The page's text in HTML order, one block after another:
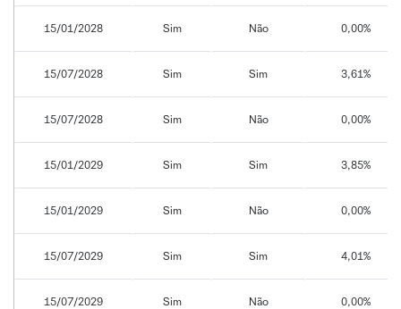
15/01/2028 Sim Não 0,00%
15/07/2028 Sim Sim 3,61%
15/07/2028 Sim Não 0,00%
15/01/2029 Sim Sim 3,85%
15/01/2029 Sim Não 0,00%
15/07/2029 Sim Sim 4,01%
15/07/2029 Sim Não 0,00%